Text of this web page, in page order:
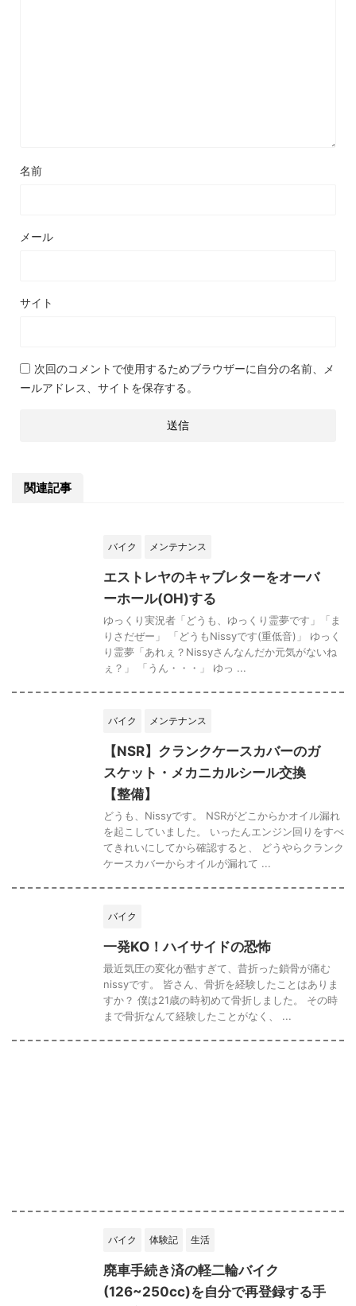
名前
メール
サイト
次回のコメントで使用するためブラウザーに自分の名前、メ
ールアドレス、サイトを保存する。
関連記事
バイク メンテナンス
エストレヤのキャブレターをオーバ
ーホール(OH)する
ゆっくり実況者「どうも、ゆっくり霊夢です」「ま
りさだぜー」 「どうもNissyです(重低音)」 ゆっく
り霊夢「あれぇ？Nissyさんなんだか元気がないね
ぇ？」 「うん・・・」 ゆっ ...
バイク メンテナンス
【NSR】クランクケースカバーのガ
スケット・メカニカルシール交換
【整備】
どうも、Nissyです。 NSRがどこからかオイル漏れ
を起こしていました。 いったんエンジン回りをすべ
てきれいにしてから確認すると、 どうやらクランク
ケースカバーからオイルが漏れて ...
バイク
一発KO！ハイサイドの恐怖
最近気圧の変化が酷すぎて、昔折った鎖骨が痛む
nissyです。 皆さん、骨折を経験したことはありま
すか？ 僕は21歳の時初めて骨折しました。 その時
まで骨折なんて経験したことがなく、 ...
バイク 体験記 生活
廃車手続き済の軽二輪バイク
(126~250cc)を自分で再登録する手